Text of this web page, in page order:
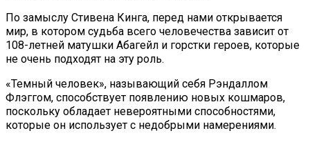
По замыслу Стивена Кинга, перед нами открывается
мир, в котором судьба всего человечества зависит от
108-летней матушки Абагейл и горстки героев, которые
не очень подходят на эту роль.
«Темный человек», называющий себя Рэндаллом
Флэггом, способствует появлению новых кошмаров,
поскольку обладает невероятными способностями,
которые он использует с недобрыми намерениями.